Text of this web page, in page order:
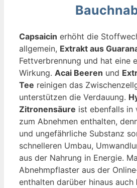
Capsaicin erhöht die
allgemein, Extrakt aus
Fettverbrennung und hat eine
Wirkung. Acai Beeren und
Tee reinigen das
unterstützen die Verdauung.
Zitronensäure ist ebenfalls in
zum Abnehmen enthalten,
und ungefährliche Substanz
schnelleren Umbau,
aus der Nahrung in Energie.
Abnehmpflaster aus der
enthalten darüber hinaus auch